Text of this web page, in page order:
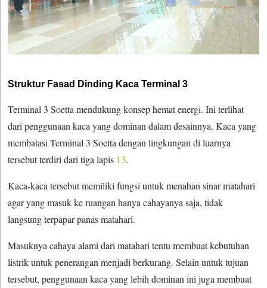
Struktur Fasad Dinding Kaca Terminal 3
Terminal 3 Soetta mendukung konsep hemat energi. Ini terlihat
dari penggunaan kaca yang dominan dalam desainnya. Kaca yang
membatasi Terminal 3 Soetta dengan lingkungan di luarnya
tersebut terdiri dari tiga lapis 13.
Kaca-kaca tersebut memiliki fungsi untuk menahan sinar matahari
agar yang masuk ke ruangan hanya cahayanya saja, tidak
langsung terpapar panas matahari.
Masuknya cahaya alami dari matahari tentu membuat kebutuhan
listrik untuk penerangan menjadi berkurang. Selain untuk tujuan
tersebut, penggunaan kaca yang lebih dominan ini juga membuat